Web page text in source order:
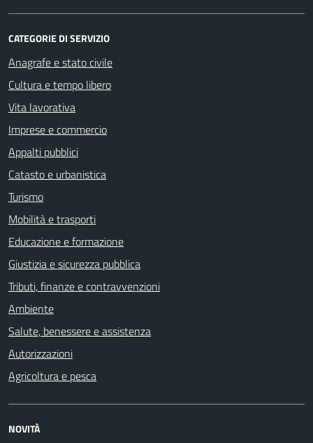
CATEGORIE DI SERVIZIO
Anagrafe e stato civile
Cultura e tempo libero
Vita lavorativa
Imprese e commercio
Appalti pubblici
Catasto e urbanistica
Turismo
Mobilità e trasporti
Educazione e formazione
Giustizia e sicurezza pubblica
Tributi, finanze e contravvenzioni
Ambiente
Salute, benessere e assistenza
Autorizzazioni
Agricoltura e pesca
NOVITÀ